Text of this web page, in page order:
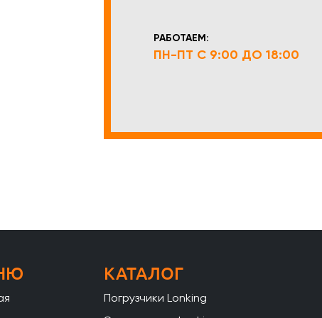
РАБОТАЕМ:
ПН-ПТ С 9:00 ДО 18:00
КАТАЛОГ
Погрузчики Lonking